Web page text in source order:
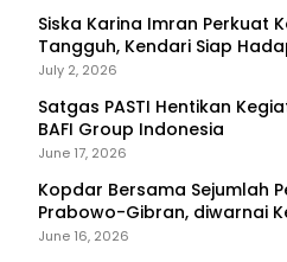
Siska Karina Imran Perkuat
Tangguh, Kendari Siap
dan Bencana
July 2, 2026
Satgas PASTI Hentikan
BAFI Group Indonesia
June 17, 2026
Kopdar Bersama Sejumlah
Prabowo-Gibran, diwarnai
June 16, 2026